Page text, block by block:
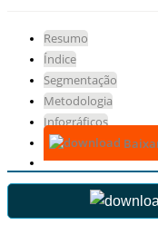
Resumo
Índice
Segmentação
Metodologia
Infográficos